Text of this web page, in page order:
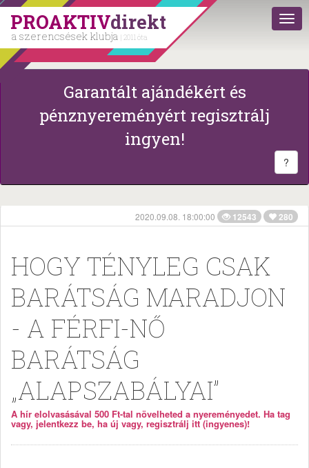
PROAKTIVdirekt
a szerencsések klubja | 2011 óta
Garantált ajándékért és
pénznyereményért regisztrálj
ingyen!
?
2020.09.08. 18:00:00 12543 280
HOGY TÉNYLEG CSAK
BARÁTSÁG MARADJON
- A FÉRFI-NŐ
BARÁTSÁG
„ALAPSZABÁLYAI”
A hír elolvasásával 500 Ft-tal növelheted a nyereményedet. Ha tag
vagy, jelentkezz be, ha új vagy, regisztrálj itt (ingyenes)!